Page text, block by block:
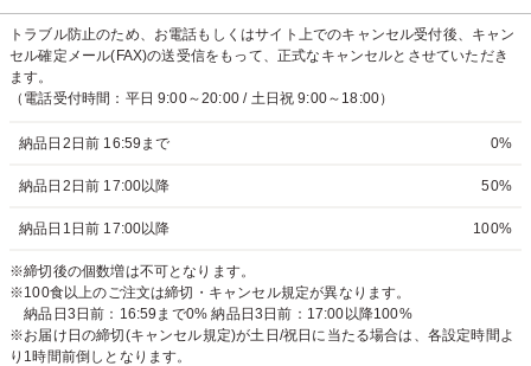
トラブル防止のため、お電話もしくはサイト上でのキャンセル受付後、キャン
セル確定メール(FAX)の送受信をもって、正式なキャンセルとさせていただき
ます。
（電話受付時間：平日 9:00～20:00 / 土日祝 9:00～18:00）
納品日2日前 16:59まで 0%
納品日2日前 17:00以降 50%
納品日1日前 17:00以降 100%
※締切後の個数増は不可となります。
※100食以上のご注文は締切・キャンセル規定が異なります。
納品日3日前：16:59まで0% 納品日3日前：17:00以降100%
※お届け日の締切(キャンセル規定)が土日/祝日に当たる場合は、各設定時間よ
り1時間前倒しとなります。